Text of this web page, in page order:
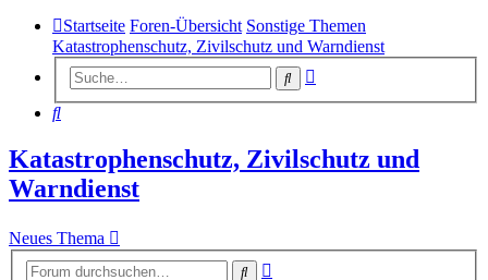
Startseite Foren-Übersicht Sonstige Themen
Katastrophenschutz, Zivilschutz und Warndienst
Suche
Suche
Katastrophenschutz, Zivilschutz und
Warndienst
Neues Thema
Suche